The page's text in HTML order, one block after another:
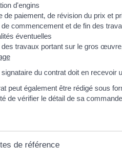
d'engins
de paiement, de révision du prix et
de commencement et de fin des
éventuelles
des travaux portant sur le gros
du contrat doit en recevoir
peut également être rédigé sous
de vérifier le détail de sa
de référence